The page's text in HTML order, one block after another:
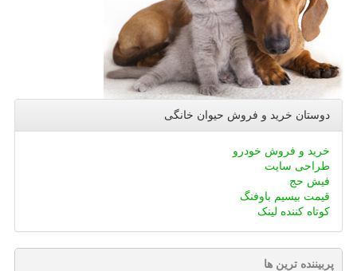
دوستان خرید و فروش حیوان خانگی
خرید و فروش خودرو
طراحی سایت
فیش حج
قیمت بیسیم باوفنگ
کوتاه کننده لینک
پربیننده ترین ها